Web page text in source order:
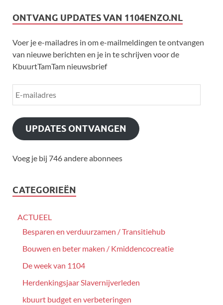
ONTVANG UPDATES VAN 1104ENZO.NL
Voer je e-mailadres in om e-mailmeldingen te ontvangen
van nieuwe berichten en je in te schrijven voor de
KbuurtTamTam nieuwsbrief
UPDATES ONTVANGEN
Voeg je bij 746 andere abonnees
CATEGORIEËN
ACTUEEL
Besparen en verduurzamen / Transitiehub
Bouwen en beter maken / Kmiddencocreatie
De week van 1104
Herdenkingsjaar Slavernijverleden
kbuurt budget en verbeteringen